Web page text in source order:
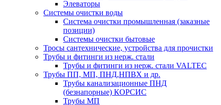
Элеваторы
Системы очистки воды
Система очистки промышленная (заказные
позиции)
Системы очистки бытовые
Тросы сантехнические, устройства для прочистки
Трубы и фитинги из нерж. стали
Трубы и фитинги из нерж. стали VALTEC
Трубы ПП, МП, ПНД,НПВХ и др.
Трубы канализационные ПНД
(безнапорные) КОРСИС
Трубы МП